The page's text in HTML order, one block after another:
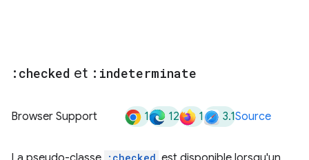
:checked et :indeterminate
Browser Support 1 12 1 3.1Source